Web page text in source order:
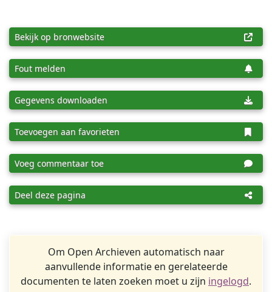
Bekijk op bronwebsite
Fout melden
Gegevens downloaden
Toevoegen aan favorieten
Voeg commentaar toe
Deel deze pagina
Om Open Archieven automatisch naar
aanvullende informatie en gerelateerde
documenten te laten zoeken moet u zijn ingelogd.